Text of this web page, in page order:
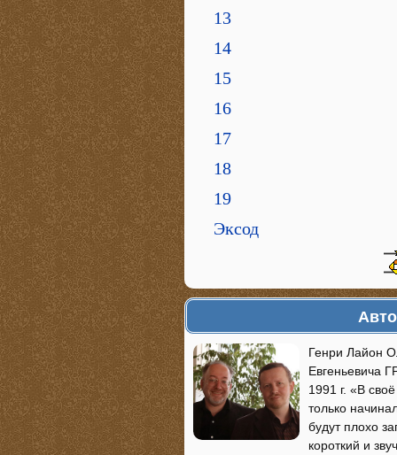
13
14
15
16
17
18
19
Эксод
Генри Лайон
Евгеньевича
1991 г. «В
только
будут плохо
короткий и